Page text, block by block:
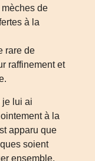
mèches de
à la
rare de
raffinement et
je lui ai
à la
apparu que
soient
ensemble,